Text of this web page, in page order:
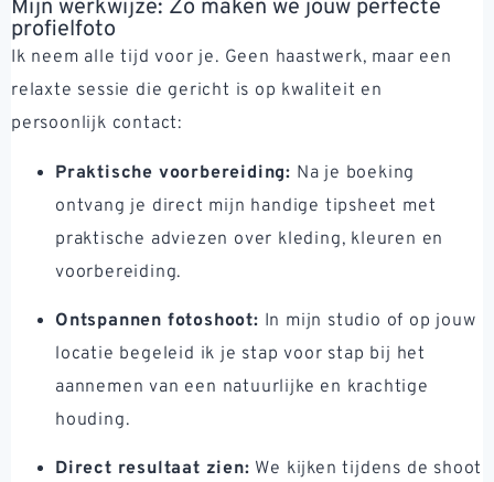
Mijn werkwijze: Zo maken we jouw perfecte
profielfoto
Ik neem alle tijd voor je. Geen haastwerk, maar een
relaxte sessie die gericht is op kwaliteit en
persoonlijk contact:
Praktische voorbereiding: Na je boeking
ontvang je direct mijn handige tipsheet met
praktische adviezen over kleding, kleuren en
voorbereiding.
Ontspannen fotoshoot: In mijn studio of op jouw
locatie begeleid ik je stap voor stap bij het
aannemen van een natuurlijke en krachtige
houding.
Direct resultaat zien: We kijken tijdens de shoot